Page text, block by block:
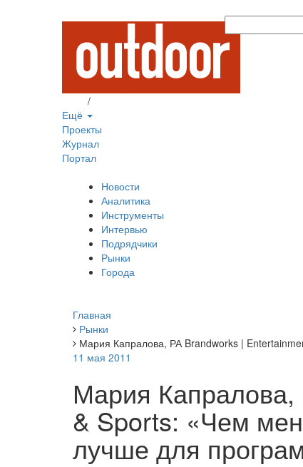
/
Ещё
Проекты
Журнал
Портал
Новости
Аналитика
Инструменты
Интервью
Подрядчики
Рынки
Города
Главная
Рынки
Мария Капралова, РА Brandworks |
11 мая 2011
Мария
& Sports: «Чем
лучше для